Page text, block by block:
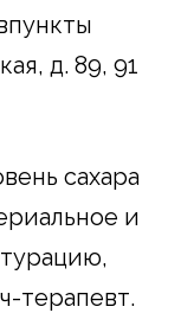
д. 89, 91
сахара
и
терапевт.